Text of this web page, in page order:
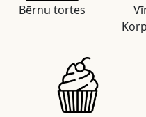
Bērnu tortes